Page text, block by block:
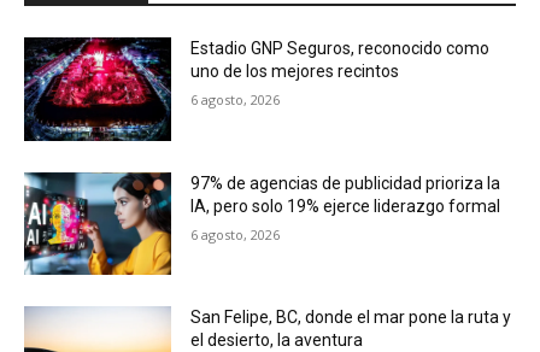
Estadio GNP Seguros, reconocido como
uno de los mejores recintos
6 agosto, 2026
97% de agencias de publicidad prioriza la
IA, pero solo 19% ejerce liderazgo formal
6 agosto, 2026
San Felipe, BC, donde el mar pone la ruta y
el desierto, la aventura